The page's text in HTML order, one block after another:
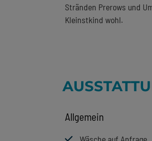
Stränden Prerows und
Kleinstkind wohl.
Allgemein